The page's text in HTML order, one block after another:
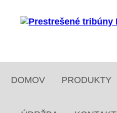
DOMOV PRODUKTY